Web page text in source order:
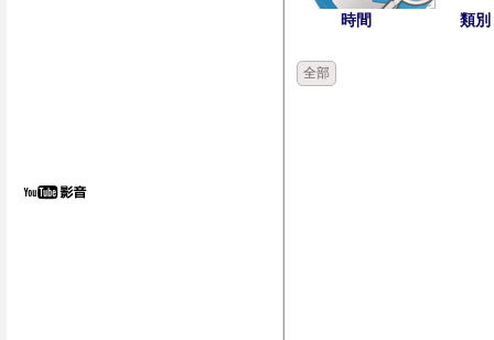
時間 類別
全部